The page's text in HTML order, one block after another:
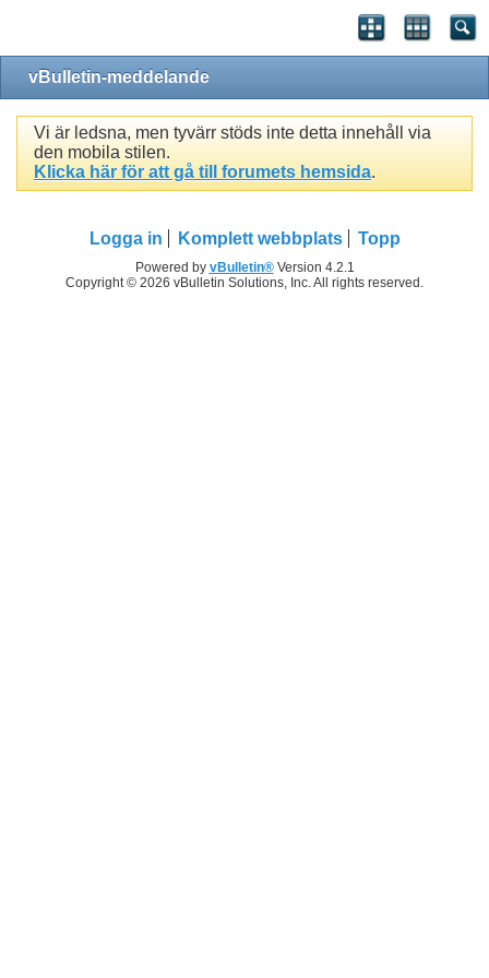
vBulletin-meddelande
Vi är ledsna, men tyvärr stöds inte detta innehåll via
den mobila stilen.
Klicka här för att gå till forumets hemsida.
Logga in Komplett webbplats Topp
Powered by vBulletin®Version 4.2.1
Copyright © 2026 vBulletin Solutions, Inc. All rights reserved.